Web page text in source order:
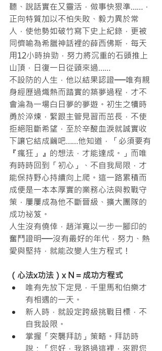
聽、說話實在又靈活，做事快狠準……，
正向特質加以不怕失敗、毅力異於常
人，使他勢如破竹寫下史上紀錄，更被
同儕喻為希臘神話裡的薛西佛斯，每天
用12小時拚勁，努力將沉重的石頭推上
山頂，日復一日從頭來過……
不設防的人生，他以結果認證──唯有親
身經歷過熾熱而踏實的築夢過程，才不
會淪為一場白日夢的夢遊。初生之犢時
勇於淬煉，緊跟主管見習而茁長，不使
拒絕阻斷希望，至於辛酸血淚就誠實收
下讓它結成繭吧……他知道，「必須要有
『瘋狂」』的想法，才能達成。」而唯
有時時回到「初心」、不自我局限，才
能保持野心持續向上爬。這一路累積而
成便是一本本厚實的業務心法與教戰守
策，屢屢成為他不斷晉級、擴大團隊的
成功祕笈。
人生沒有僥倖，趙洋寬以一步一腳印的
奮鬥證明──沒有最好的年代，努力、熱
愛與堅持，就能改變人生方程式！
（心法x功法）x N＝成功方程式
唯有先放下定見，千里馬和伯樂才
有相遇的一天。
新人時，就設定跨級挑戰目標，不
自我設限。
掌握「突襲拜訪」策略。拜訪時
說：「您好，我路過這裡，來跟您